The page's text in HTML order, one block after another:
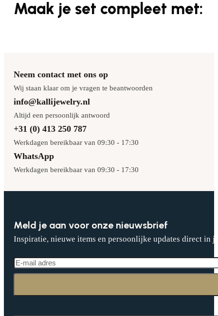
Maak je set compleet met:
Neem contact met ons op
Wij staan klaar om je vragen te beantwoorden
info@kallijewelry.nl
Altijd een persoonlijk antwoord
+31 (0) 413 250 787
Werkdagen bereikbaar van 09:30 - 17:30
WhatsApp
Werkdagen bereikbaar van 09:30 - 17:30
Meld je aan voor onze nieuwsbrief
Inspiratie, nieuwe items en persoonlijke updates direct in